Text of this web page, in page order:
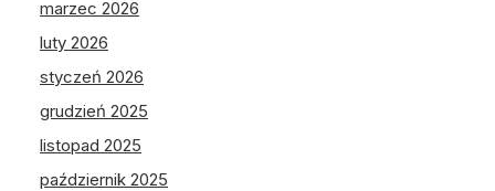
marzec 2026
luty 2026
styczeń 2026
grudzień 2025
listopad 2025
październik 2025